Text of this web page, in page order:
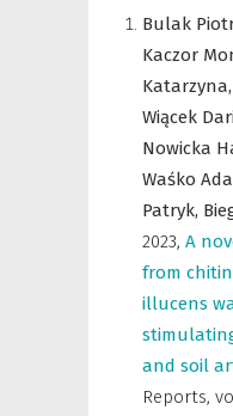
Bulak
Kaczor
Katarzyna,
Wiącek
Nowicka
Waśko
Patryk,
2023, A
from
illucens
and soil
Reports,